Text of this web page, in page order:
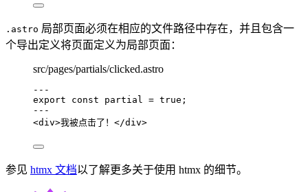
.astro 局部页面必须在相应的文件路径中存在，并且包含一
个导出定义将页面定义为局部页面：
src/pages/partials/clicked.astro
---
export const partial = true ;
---
<div>我被点击了！ </div>
参见 htmx 文档以了解更多关于使用 htmx 的细节。